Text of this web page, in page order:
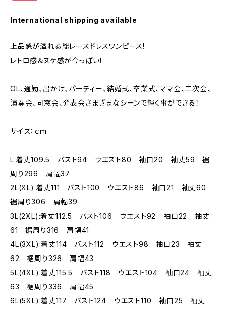
International shipping available
上品感が溢れる総レースドレスワンピース!
レトロ感＆ヌケ感が今っぽい！
OL、通勤、出かけ、パーティー、結婚式、卒業式、ママ会、二次会、
演奏会、同窓会、発表会さまざまなシーンで輝く事ができる！
サイズ：ｃｍ
L:着丈109.5 バスト94 ウエスト80 袖口20 袖丈59 裾
周り296 肩幅37
2L(XL):着丈111 バスト100 ウエスト86 袖口21 袖丈60
裾周り306 肩幅39
3L(2XL):着丈112.5 バスト106 ウエスト92 袖口22 袖丈
61 裾周り316 肩幅41
4L(3XL):着丈114 バスト112 ウエスト98 袖口23 袖丈
62 裾周り326 肩幅43
5L(4XL):着丈115.5 バスト118 ウエスト104 袖口24 袖丈
63 裾周り336 肩幅45
6L(5XL):着丈117 バスト124 ウエスト110 袖口25 袖丈